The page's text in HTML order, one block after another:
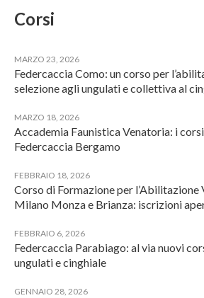
Corsi
MARZO 23, 2026
Federcaccia Como: un corso per
selezione agli ungulati e collettiva al
MARZO 18, 2026
Accademia Faunistica Venatoria: i
Federcaccia Bergamo
FEBBRAIO 18, 2026
Corso di Formazione per l’Abilitazione
Milano Monza e Brianza: iscrizioni
FEBBRAIO 6, 2026
Federcaccia Parabiago: al via nuovi
ungulati e cinghiale
GENNAIO 28, 2026